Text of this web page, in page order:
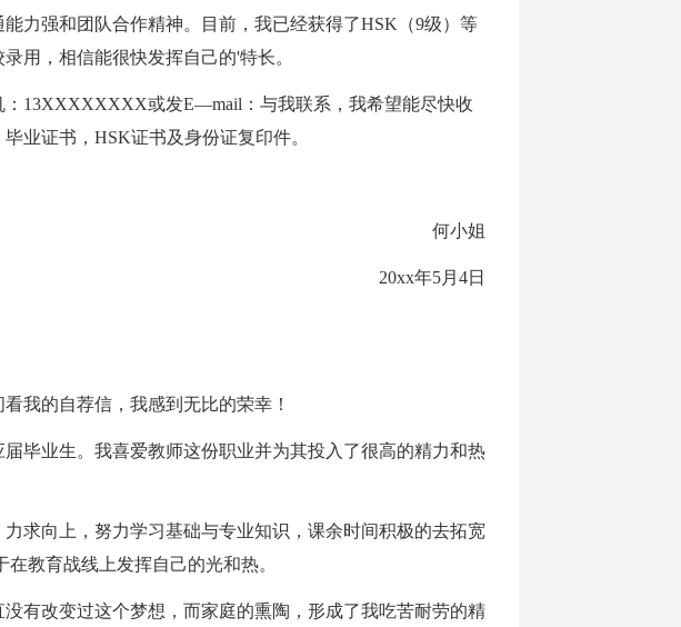
力强和团队合作精神。目前，我已经获得了HSK（9级）等
用，相信能很快发挥自己的'特长。
：13XXXXXXXX或发E—mail：与我联系，我希望能尽快收
业证书，HSK证书及身份证复印件。
何小姐
20xx年5月4日
我的自荐信，我感到无比的荣幸！
毕业生。我喜爱教师这份职业并为其投入了很高的精力和热
求向上，努力学习基础与专业知识，课余时间积极的去拓宽
在教育战线上发挥自己的光和热。
有改变过这个梦想，而家庭的熏陶，形成了我吃苦耐劳的精